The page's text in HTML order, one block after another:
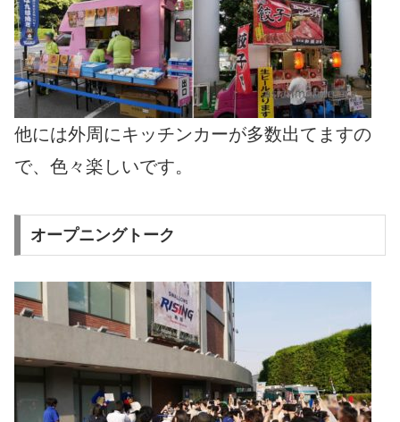
他には外周にキッチンカーが多数出てますの
で、色々楽しいです。
オープニングトーク